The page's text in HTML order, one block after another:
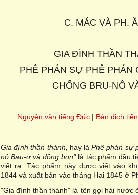
C. MÁC VÀ PH.
GIA ĐÌNH THẦN
PHÊ PHÁN SỰ PHÊ PHÁN
CHỐNG BRU-NÔ
Nguyên văn tiếng Đức | Bản dịch
Gia đình thần thánh, hay làPhê phán sự
nôBau-ơ và đồng bọn"là tác phẩm đầu
viết ra. Tác phẩm này được viết vào
1844 và xuất bản vào tháng Hai 1845 ở
"Gia đình thần thánh" là tên gọi hài hước